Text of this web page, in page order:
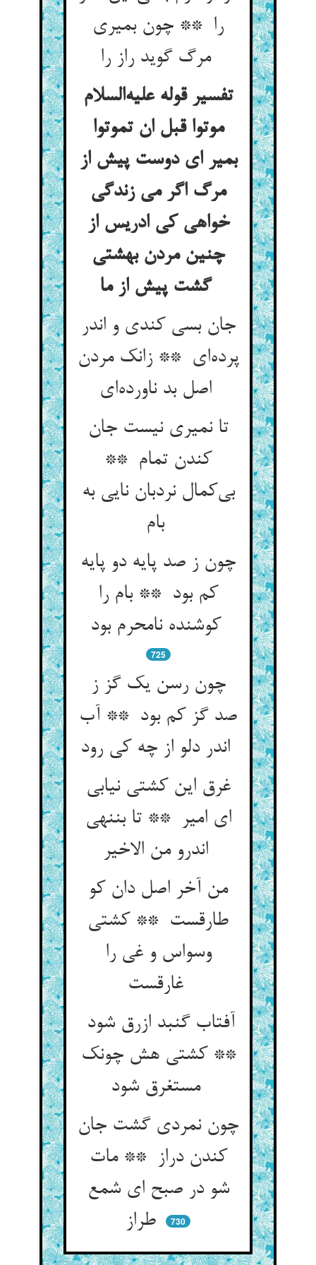
را ** چون بمیری
مرگ گوید راز را
تفسیر قوله علیه‌السلام
موتوا قبل ان تموتوا
بمیر ای دوست پیش از
مرگ اگر می زندگی
خواهی کی ادریس از
چنین مردن بهشتی
گشت پیش از ما
جان بسی کندی و اندر
پرده‌ای ** زانک مردن
اصل بد ناورده‌ای
تا نمیری نیست جان
کندن تمام **
بی‌کمال نردبان نایی به
بام
چون ز صد پایه دو پایه
کم بود ** بام را
کوشنده نامحرم بود
725
چون رسن یک گز ز
صد گز کم بود ** آب
غرق این کشتی نیابی
ای امیر ** تا بننهی
اندرو من الاخیر
من آخر اصل دان کو
طارقست ** کشتی
وسواس و غی را
غارقست
آفتاب گنبد ازرق شود
** کشتی هش چونک
مستغرق شود
چون نمردی گشت جان
کندن دراز ** مات
شو در صبح ای شمع
730